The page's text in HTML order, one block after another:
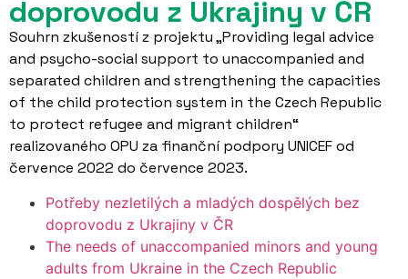
doprovodu z Ukrajiny v ČR
Souhrn zkušeností z projektu „Providing legal advice
and psycho-social support to unaccompanied and
separated children and strengthening the capacities
of the child protection system in the Czech Republic
to protect refugee and migrant children“
realizovaného OPU za finanční podpory UNICEF od
července 2022 do července 2023.
Potřeby nezletilých a mladých dospělých bez
doprovodu z Ukrajiny v ČR
The needs of unaccompanied minors and young
adults from Ukraine in the Czech Republic